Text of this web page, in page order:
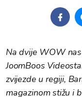
Na dvije WOW
JoomBoos
zvijezde u regiji,
magazinom stižu i